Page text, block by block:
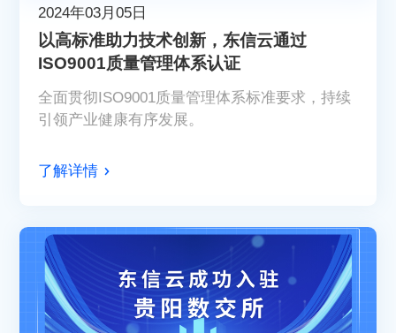
2024年03月05日
以高标准助力技术创新，东信云通过
ISO9001质量管理体系认证
全面贯彻ISO9001质量管理体系标准要求，持续
引领产业健康有序发展。
了解详情